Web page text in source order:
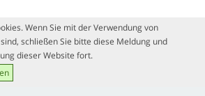
Wenn Sie mit der Verwendung von
schließen Sie bitte diese Meldung und
dieser Website fort.